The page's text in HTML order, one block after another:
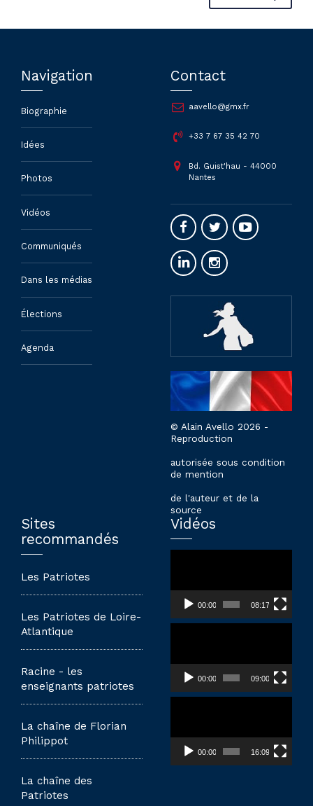
Navigation
Biographie
Idées
Photos
Vidéos
Communiqués
Dans les médias
Élections
Agenda
Contact
aavello@gmx.fr
+33 7 67 35 42 70
Bd. Guist'hau - 44000
Nantes
© Alain Avello 2026 -
Reproduction
autorisée sous condition
de mention
de l'auteur et de la
source
Sites
recommandés
Les Patriotes
Les Patriotes de Loire-
Atlantique
Racine - les
enseignants patriotes
La chaîne de Florian
Philippot
La chaîne des
Patriotes
Vidéos
00:00 08:17
00:00 09:00
00:00 16:09